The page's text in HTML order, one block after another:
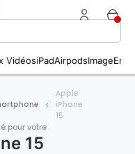
VidéosiPadAirpodsImage
Apple
iPhone
15
pour votre
15